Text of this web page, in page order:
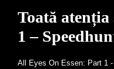
Toată atenția
1 –
All Eyes On Essen: Part 1